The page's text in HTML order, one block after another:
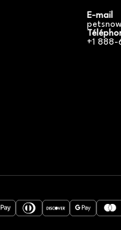
E-mail
+1